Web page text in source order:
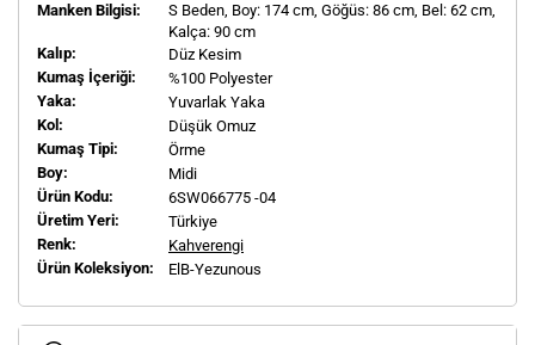
Manken Bilgisi: S Beden, Boy: 174 cm, Göğüs: 86 cm, Bel: 62 cm,
Kalça: 90 cm
Kalıp:
Düz Kesim
Kumaş İçeriği:
%100 Polyester
Yaka:
Yuvarlak Yaka
Kol:
Düşük Omuz
Kumaş Tipi:
Örme
Boy:
Midi
Ürün Kodu:
6SW066775 -04
Üretim Yeri:
Türkiye
Renk:
Kahverengi
Ürün Koleksiyon:
ElB-Yezunous